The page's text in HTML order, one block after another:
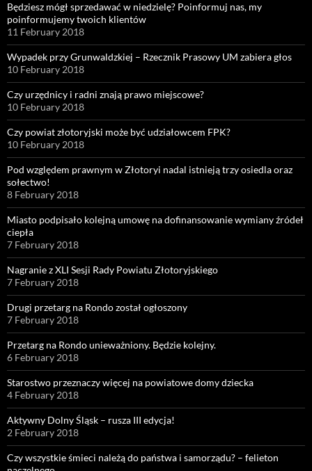
Będziesz mógł sprzedawać w niedzielę? Poinformuj nas, my
poinformujemy twoich klientów
11 February 2018
Wypadek przy Grunwaldzkiej – Rzecznik Prasowy UM zabiera głos
10 February 2018
Czy urzędnicy i radni znają prawo miejscowe?
10 February 2018
Czy powiat złotoryjski może być udziałowcem FPK?
10 February 2018
Pod względem prawnym w Złotoryi nadal istnieją trzy osiedla oraz
sołectwo!
8 February 2018
Miasto podpisało kolejną umowę na dofinansowanie wymiany źródeł
ciepła
7 February 2018
Nagranie z XLI Sesji Rady Powiatu Złotoryjskiego
7 February 2018
Drugi przetarg na Rondo został ogłoszony
7 February 2018
Przetarg na Rondo unieważniony. Będzie kolejny.
6 February 2018
Starostwo przeznaczy więcej na powiatowe domy dziecka
4 February 2018
Aktywny Dolny Śląsk – rusza III edycja!
2 February 2018
Czy wszystkie śmieci należą do państwa i samorządu? – felieton